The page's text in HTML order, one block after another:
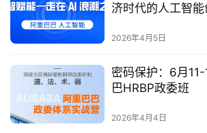
济时代的人工智能
2026年4月5日
密码保护：6月
巴HRBP政委班
2026年4月4日